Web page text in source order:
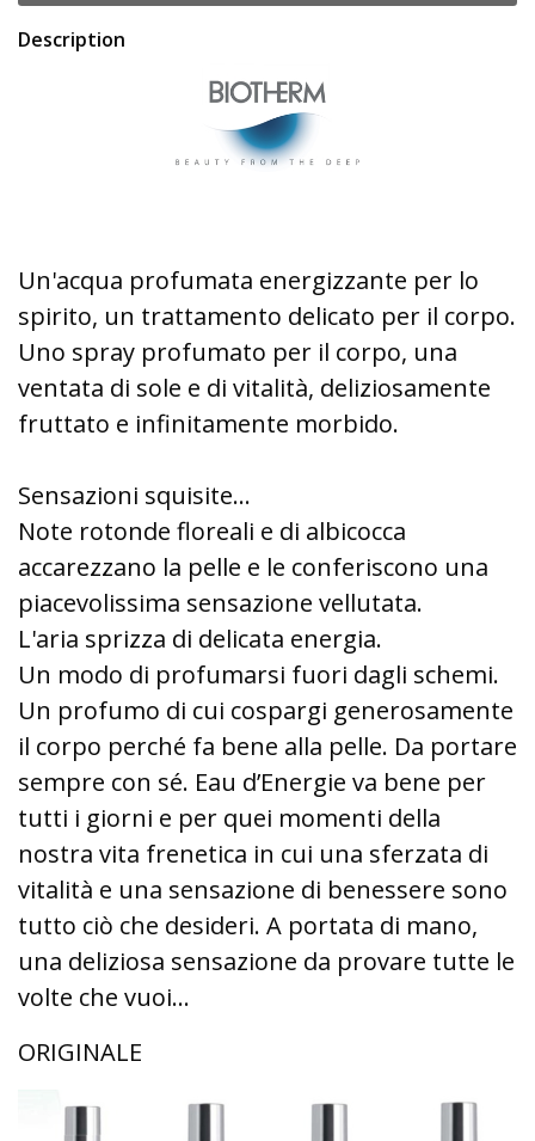
Description
Un'acqua profumata energizzante per lo
spirito, un trattamento delicato per il corpo.
Uno spray profumato per il corpo, una
ventata di sole e di vitalità, deliziosamente
fruttato e infinitamente morbido.
Sensazioni squisite...
Note rotonde floreali e di albicocca
accarezzano la pelle e le conferiscono una
piacevolissima sensazione vellutata.
L'aria sprizza di delicata energia.
Un modo di profumarsi fuori dagli schemi.
Un profumo di cui cospargi generosamente
il corpo perché fa bene alla pelle. Da portare
sempre con sé. Eau d’Energie va bene per
tutti i giorni e per quei momenti della
nostra vita frenetica in cui una sferzata di
vitalità e una sensazione di benessere sono
tutto ciò che desideri. A portata di mano,
una deliziosa sensazione da provare tutte le
volte che vuoi…
ORIGINALE